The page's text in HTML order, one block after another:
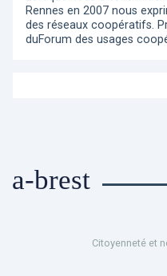
Rennes en 2007 nous
des réseaux coopératifs.
duForum des usages
a-brest
Citoyenneté et